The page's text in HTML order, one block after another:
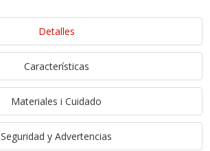
Detalles
Características
Materiales i Cuidado
Seguridad y Advertencias